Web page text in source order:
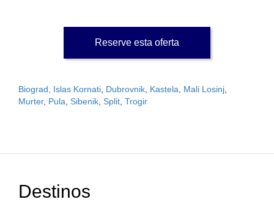
Reserve esta oferta
Biograd, Islas Kornati Dubrovnik Kastela Mali Losinj
Murter, Pula Sibenik Split Trogir
Destinos